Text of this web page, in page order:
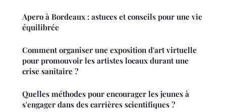
Apero à Bordeaux : astuces et conseils pour une vie
équilibrée
Comment organiser une exposition d'art virtuelle
pour promouvoir les artistes locaux durant une
crise sanitaire ?
Quelles méthodes pour encourager les jeunes à
s'engager dans des carrières scientifiques ?